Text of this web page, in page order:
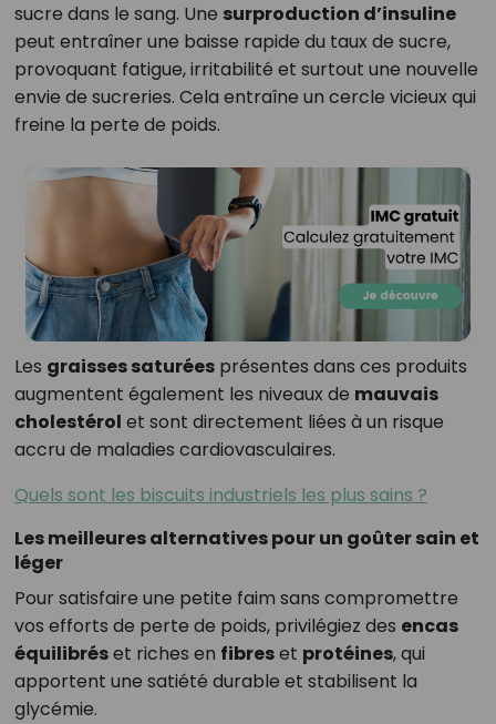
sucre dans le sang. Une surproduction d’insuline
peut entraîner une baisse rapide du taux de sucre,
provoquant fatigue, irritabilité et surtout une nouvelle
envie de sucreries. Cela entraîne un cercle vicieux qui
freine la perte de poids.
Les graisses saturéesprésentes dans ces produits
augmentent également les niveaux de mauvais
cholestérol et sont directement liées à un risque
accru de maladies cardiovasculaires.
Quels sont les biscuits industriels les plus sains ?
Les meilleures alternatives pour un goûter sain et
léger
Pour satisfaire une petite faim sans compromettre
vos efforts de perte de poids, privilégiez des encas
équilibréset riches en fibreset protéines, qui
apportent une satiété durable et stabilisent la
glycémie.